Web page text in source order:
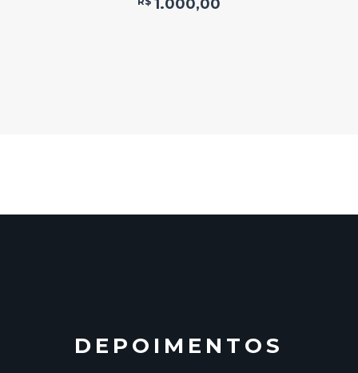
1.000,00
DEPOIMENTOS